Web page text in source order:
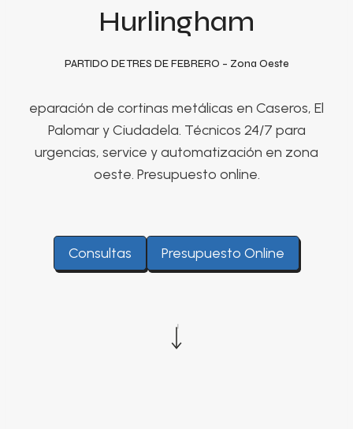
Hurlingham
PARTIDO DE TRES DE FEBRERO – Zona Oeste
eparación de cortinas metálicas en Caseros, El
Palomar y Ciudadela. Técnicos 24/7 para
urgencias, service y automatización en zona
oeste. Presupuesto online.
Consultas Presupuesto Online